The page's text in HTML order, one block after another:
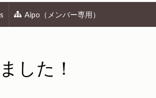
Aipo（メンバー専用）
した！